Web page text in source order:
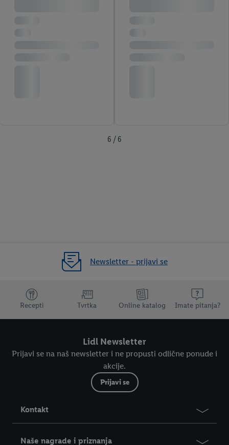
6 / 6
Newsletter - prijavi se
Dodatne teme
Recepti Tvrtka Online katalog Imate pitanja?
Lidl Newsletter
Prijavi se na naš newsletter i ne propusti odlične ponude i
akcije.
Prijavi se
Kontakt
Naše nagrade i priznanja